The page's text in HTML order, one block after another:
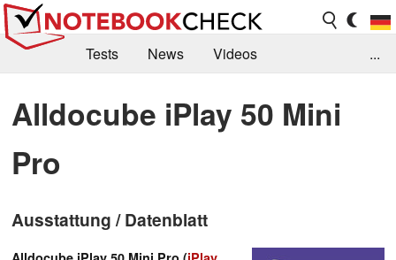
Tests News
Videos
Kaufberatung
Deals Suche
Jobs
Forum
...
Alldocube iPlay 50 Mini
Pro
Ausstattung / Datenblatt